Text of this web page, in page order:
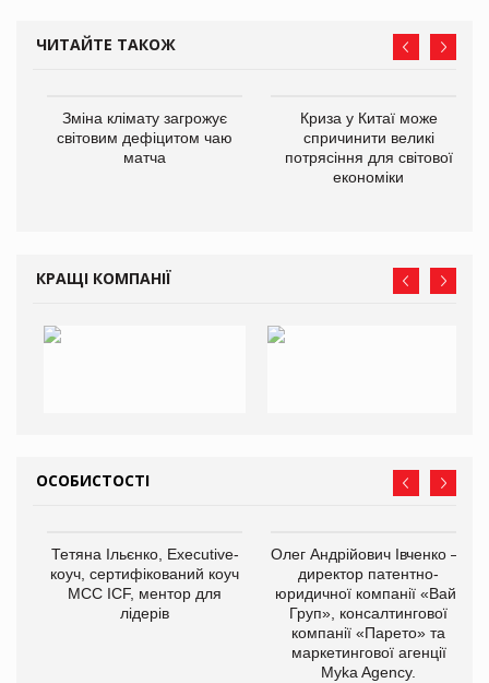
ЧИТАЙТЕ ТАКОЖ
Зміна клімату загрожує
світовим дефіцитом чаю
матча
Криза у Китаї може
спричинити великі
потрясіння для світової
економіки
КРАЩІ КОМПАНІЇ
ОСОБИСТОСТІ
Тетяна Ільєнко, Executive-
коуч, сертифікований коуч
МСС ICF, ментор для
лідерів
Олег Андрійович Івченко —
директор патентно-
юридичної компанії «Вайз
Груп», консалтингової
компанії «Парето» та
маркетингової агенції
Myka Agency.